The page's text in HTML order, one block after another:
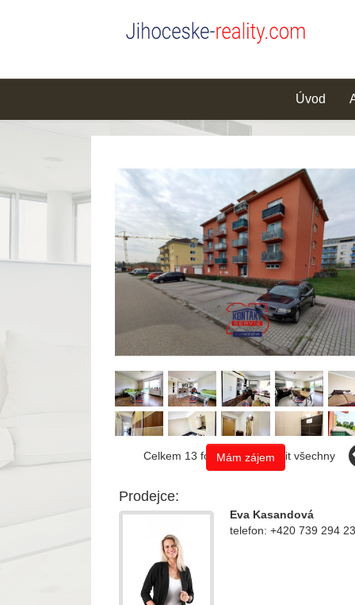
Úvod
Celkem 13 fotografií, zobrazit všechny
Mám zájem
Prodejce:
Eva Kasandová
telefon: +420 739 294